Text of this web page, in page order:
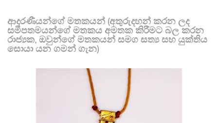
ආදරණීයන්ගේ මතකයන් (අතුරුදහන් කරන ලද
සමීපතමයන්ගේ මතකය අමතක කිරීමට බල කරන
රාජ්‍යක, ඔවුන්ගේ මතකයන් සමග සත්‍ය සහ යුක්තිය
සොයා යන ගමන් ගැන)